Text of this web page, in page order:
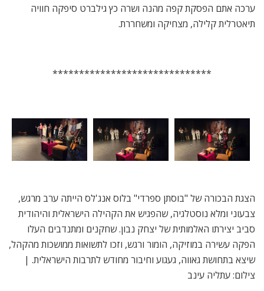
ערכה אתם הפסקת קפה מהנה ושרה כץ גילברט סיפקה חוויה
תיאטרלית קלילה, מצחיקה ומשחררת.
******************************
הצגת הבכורה של "בוסתן ספרדי" בלוס אנג'לס הייתה ערב מרגש,
צבעוני ומלא נוסטלגיה, שהפגיש את הקהילה הישראלית והיהודית
סביב יצירתו האלמותית של יצחק נבון. שחקנים ומתנדבים העלו
הפקה עשירה במוזיקה, הומור ורגש, וזכו לתשואות ממושכות מהקהל,
שיצא בתחושת גאווה, געגוע וחיבור מחודש לתרבות הישראלית. |
צילום: עתליה עינב